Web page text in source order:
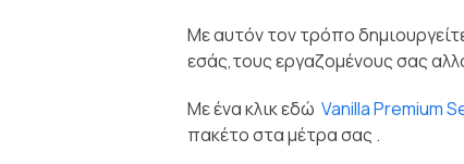
Με αυτόν τον τρόπο
εσάς,τους εργαζομένους σας
Με ένα κλικ εδώ Vanilla Premium
πακέτο στα μέτρα σας .